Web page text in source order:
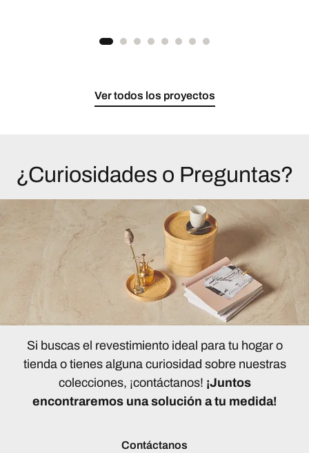
Ver todos los proyectos
¿Curiosidades o Preguntas?
Si buscas el revestimiento ideal para tu hogar o
tienda o tienes alguna curiosidad sobre nuestras
colecciones, ¡contáctanos! ¡Juntos
encontraremos una solución a tu medida!
Contáctanos